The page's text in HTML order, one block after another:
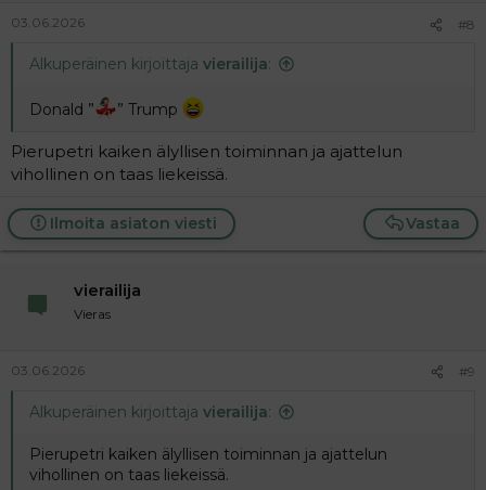
03.06.2026 #8
Alkuperäinen kirjoittaja vierailija:
Donald ” ” Trump
Pierupetri kaiken älyllisen toiminnan ja ajattelun
vihollinen on taas liekeissä.
Vastaa
Ilmoita asiaton viesti
vierailija
Vieras
03.06.2026 #9
Alkuperäinen kirjoittaja vierailija:
Pierupetri kaiken älyllisen toiminnan ja ajattelun
vihollinen on taas liekeissä.